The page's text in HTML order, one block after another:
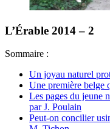
L’Érable 2014 – 2
Sommaire :
Un joyau naturel
Une première belge
Les pages du jeune
par J. Poulain
Peut-on concilier